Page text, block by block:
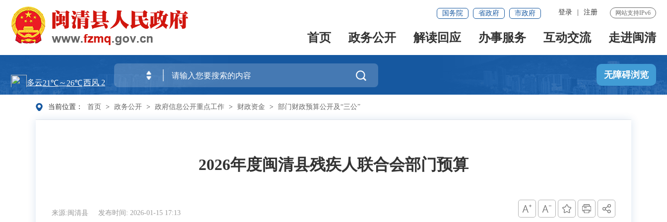
网站支持IPv6
登录 注册
国务院 省政府 市政府
首页 政务公开 解读回应 办事服务 互动交流 走进闽清
 无障碍浏览
当前位置： 首页 > 政务公开 > 政府信息公开重点工作 > 财政资金 > 部门财政预算公开及“三公”
2026年度闽清县残疾人联合会部门预算
来源:闽清县 发布时间: 2026-01-15 17:13